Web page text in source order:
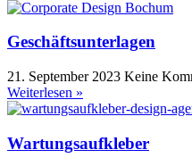
Geschäfts­unterlagen
21. September 2023 Keine
Weiterlesen »
Wartungsaufkleber